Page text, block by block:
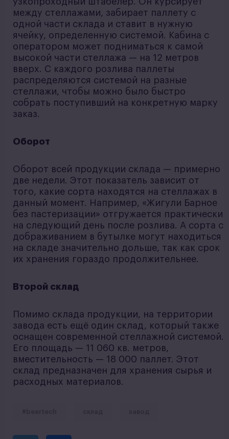
между стеллажами, забирает паллету с
одной части склада и ставит в нужную
ячейку, определенную системой. Кабина с
оператором может подниматься к самой
высокой части стеллажа — на 12 метров
вверх. С каждого розлива паллеты
распределяются системой на разные
стеллажи, чтобы можно было быстро
собрать поступивший на конкретную марку
заказ.
Оборот
Оборот всей продукции склада — примерно
две недели. Этот показатель зависит от
того, какие сорта находятся на стеллажах в
данный момент. Например, «Жигули Барное
без пастеризации» отгружается практически
на следующий день после розлива. А сорта с
дображиванием в бутылке могут находиться
на складе значительно дольше, так как срок
их хранения гораздо продолжительнее.
Второй склад
Помимо склада продукции, на территории
завода есть ещё один склад, который также
оснащен современной стеллажной системой.
Его площадь — 11 060 кв. метров,
вместительность — 18 000 паллет. Этот
склад предназначен для хранения сырья и
расходных материалов.